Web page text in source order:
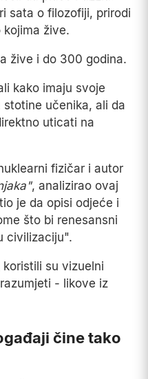
sata o filozofiji, prirodi
kojima žive.
žive i do 300 godina.
kako imaju svoje
učenika, ali da
uticati na
fizičar i autor
, analizirao ovaj
je da opisi odjeće i
što bi renesansni
civilizaciju".
koristili su vizuelni
- likove iz
čine tako